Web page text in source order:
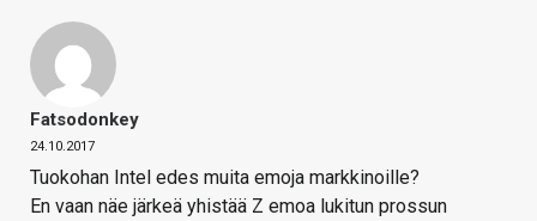
Fatsodonkey
24.10.2017
Tuokohan Intel edes muita emoja markkinoille?
En vaan näe järkeä yhistää Z emoa lukitun prossun